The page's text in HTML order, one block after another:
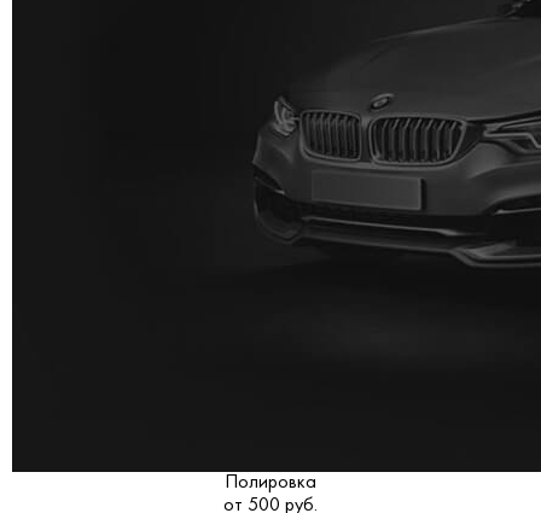
Полировка
от 500 руб.